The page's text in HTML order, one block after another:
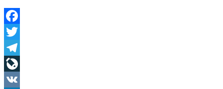
Facebook
Twitter
Telegram
LiveJournal